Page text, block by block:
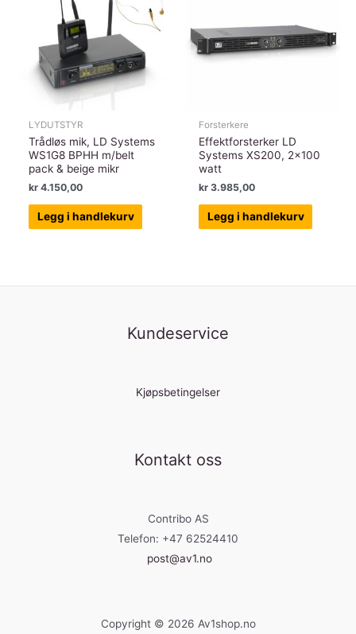
LYDUTSTYR
Trådløs mik, LD Systems
WS1G8 BPHH m/belt
pack & beige mikr
kr 4.150,00
Legg i handlekurv
Forsterkere
Effektforsterker LD
Systems XS200, 2×100
watt
kr 3.985,00
Legg i handlekurv
Kundeservice
Kjøpsbetingelser
Kontakt oss
Contribo AS
Telefon: +47 62524410
post@av1.no
Copyright © 2026 Av1shop.no